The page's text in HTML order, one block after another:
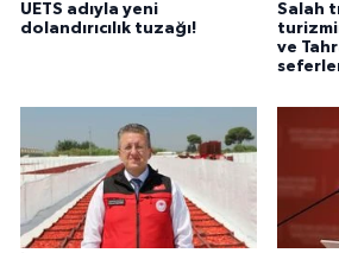
UETS adıyla yeni
dolandırıcılık tuzağı!
Salah
ve